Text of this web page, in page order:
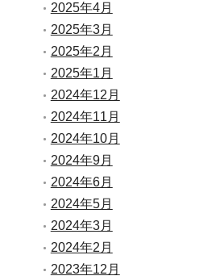
2025年4月
2025年3月
2025年2月
2025年1月
2024年12月
2024年11月
2024年10月
2024年9月
2024年6月
2024年5月
2024年3月
2024年2月
2023年12月